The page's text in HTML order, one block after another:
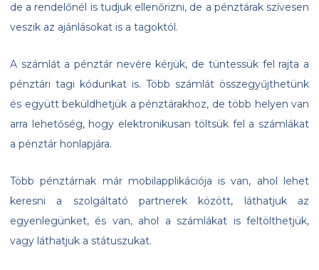
de a rendelőnél is tudjuk ellenőrizni, de a pénztárak szívesen
veszik az ajánlásokat is a tagoktól.
A számlát a pénztár nevére kérjük, de tüntessük fel rajta a
pénztári tagi kódunkat is. Több számlát összegyűjthetünk
és együtt beküldhetjük a pénztárakhoz, de több helyen van
arra lehetőség, hogy elektronikusan töltsük fel a számlákat
a pénztár honlapjára.
Több pénztárnak már mobilapplikációja is van, ahol lehet
keresni a szolgáltató partnerek között, láthatjuk az
egyenlegünket, és van, ahol a számlákat is feltölthetjük,
vagy láthatjuk a státuszukat.